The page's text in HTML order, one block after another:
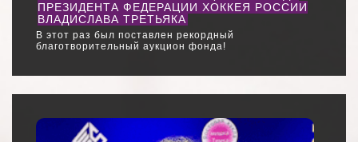
ПРЕЗИДЕНТА ФЕДЕРАЦИИ ХОККЕЯ РОССИИ
ВЛАДИСЛАВА ТРЕТЬЯКА
В этот раз был поставлен рекордный
благотворительный аукцион фонда!